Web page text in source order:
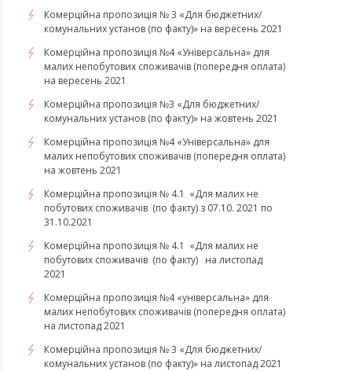
Комерційна пропозиція № 3 «Для бюджетних/
комунальних установ (по факту)» на вересень 2021
Комерційна пропозиція №4 «Універсальна» для
малих непобутових споживачів (попередня оплата)
на вересень 2021
Комерційна пропозиція №3 «Для бюджетних/
комунальних установ (по факту)» на жовтень 2021
Комерційна пропозиція №4 «Універсальна» для
малих непобутових споживачів (попередня оплата)
на жовтень 2021
Комерційна пропозиція № 4.1 «Для малих не
побутових споживачів (по факту) з 07.10. 2021 по
31.10.2021
​​​​​​​Комерційна пропозиція № 4.1 «Для малих не
побутових споживачів (по факту) на листопад
2021
Комерційна пропозиція №4 «універсальна» для
малих непобутових споживачів (попередня оплата)
на листопад 2021
Комерційна пропозиція № 3 «Для бюджетних/
комунальних установ (по факту)» на листопад 2021